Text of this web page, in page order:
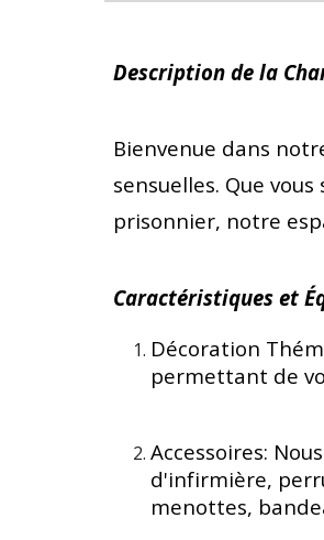
Description de la
Bienvenue dans
sensuelles. Que
prisonnier, notre
Caractéristiques et
Décoration
permettant de
Accessoires:
d'infirmière,
menottes,